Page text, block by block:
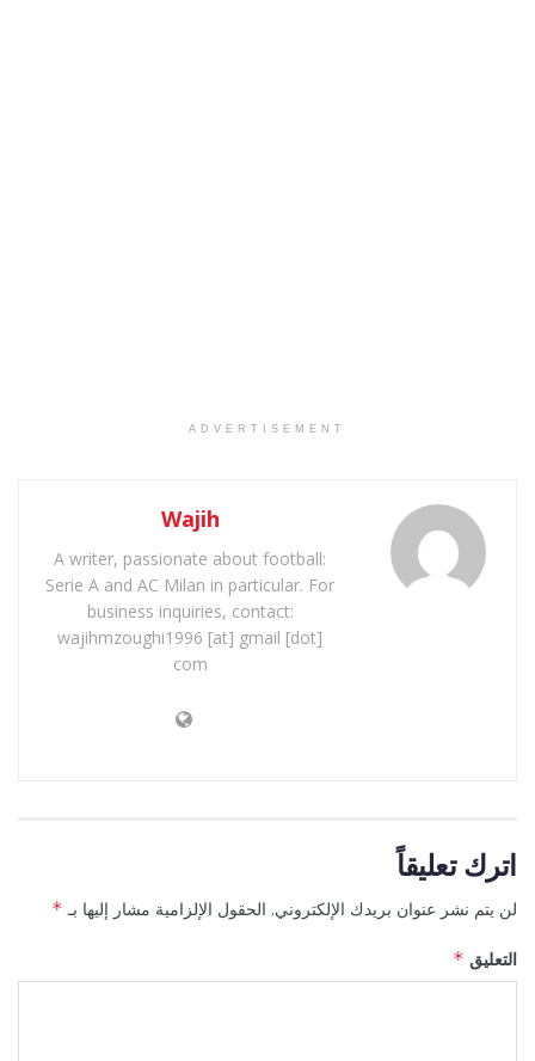
ADVERTISEMENT
Wajih
A writer, passionate about football:
Serie A and AC Milan in particular. For
business inquiries, contact:
wajihmzoughi1996 [at] gmail [dot]
com
اترك تعليقاً
لن يتم نشر عنوان بريدك الإلكتروني. الحقول الإلزامية مشار إليها بـ *
التعليق *